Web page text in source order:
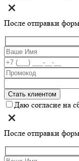
После отправки
Даю согласие на
После отправки